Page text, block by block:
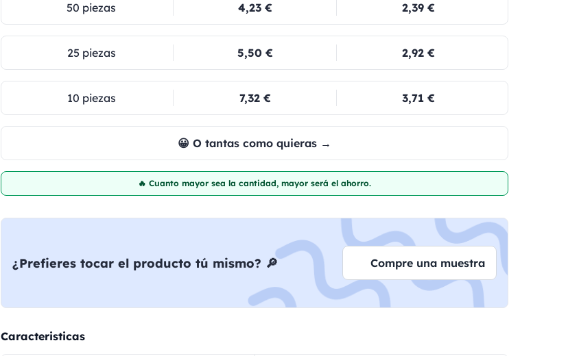
50 piezas 4,23 € 2,39 €
25 piezas 5,50 € 2,92 €
10 piezas 7,32 € 3,71 €
😀 O tantas como quieras →
🔥 Cuanto mayor sea la cantidad, mayor será el ahorro.
¿Prefieres tocar el producto tú mismo? 🔎 Compre una muestra
Caracteristicas